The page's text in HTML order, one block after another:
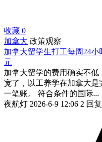
收藏 0
加拿大 政策观察
加拿大留学生打工每周24
元
加拿大留学的费用确实不
宽了，以工养学在加拿大
一笔账。 符合条件的国际...
夜航灯 2026-6-9 12:06 2 回复